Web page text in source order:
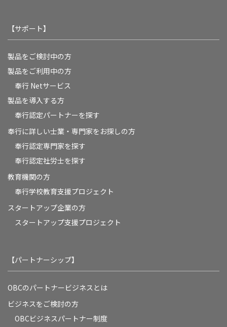
【サポート】
製品をご検討中の方
製品をご利用中の方
奉行 Netサービス
製品を導入する方
奉行認定パートナーを探す
奉行に詳しい士業・専門家をお探しの方
奉行認定専門家を探す
奉行認定社労士を探す
教育機関の方
奉⾏学校教育⽀援プロジェクト
スタートアップ企業の方
スタートアップ支援プロジェクト
【パートナーシップ】
OBCのパートナービジネスとは
ビジネスをご検討の方
OBCビジネスパートナー制度